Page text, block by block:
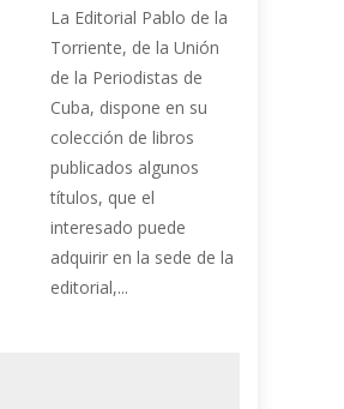
La Editorial Pablo de la
Torriente, de la Unión
de la Periodistas de
Cuba, dispone en su
colección de libros
publicados algunos
títulos, que el
interesado puede
adquirir en la sede de la
editorial,...